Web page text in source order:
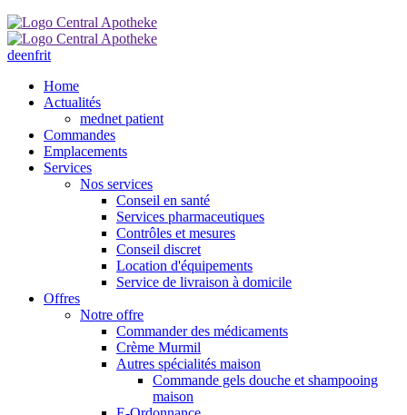
deenfrit
Home
Actualités
mednet patient
Commandes
Emplacements
Services
Nos services
Conseil en santé
Services pharmaceutiques
Contrôles et mesures
Conseil discret
Location d'équipements
Service de livraison à domicile
Offres
Notre offre
Commander des médicaments
Crème Murmil
Autres spécialités maison
Commande gels douche et shampooing
maison